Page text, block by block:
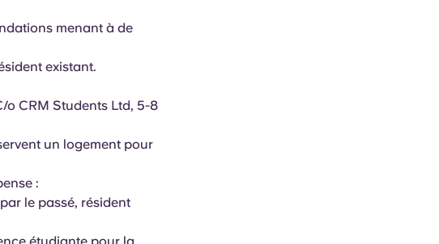
menant à de
existant.
o CRM Students Ltd, 5-8
un logement pour
:
le passé, résident